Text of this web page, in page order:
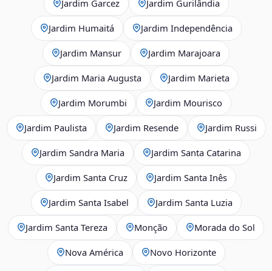
Jardim Garcez Jardim Gurilândia
Jardim Humaitá Jardim Independência
Jardim Mansur Jardim Marajoara
Jardim Maria Augusta Jardim Marieta
Jardim Morumbi Jardim Mourisco
Jardim Paulista Jardim Resende Jardim Russi
Jardim Sandra Maria Jardim Santa Catarina
Jardim Santa Cruz Jardim Santa Inês
Jardim Santa Isabel Jardim Santa Luzia
Jardim Santa Tereza Monção Morada do Sol
Nova América Novo Horizonte